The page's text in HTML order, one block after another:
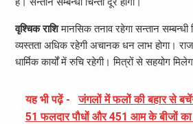
वृश्चिक राशिमानसिक तनाव रहेगा सन्तान सम्बन्धी
व्यस्तता अधिक रहेगी अचानक धन लाभ होगा।
धार्मिक कार्यों में रुचि रहेगी। मित्रों से सहयोग
यह भी पढ़ें -
जंगलों में फलों की बहार से बचेंगे
51 फलदार पौधों और 451 आम के बीजों का